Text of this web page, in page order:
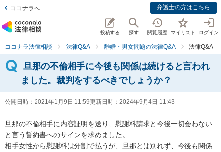
ココナラへ 弁護士の方はこちら
投稿する 探す 閲覧履歴 マイリスト ログイン
ココナラ法律相談 法律Q&A 離婚・男女問題の法律Q&A 法律Q&A「
旦那の不倫相手に今後も関係は続けると言われ
ました。裁判をするべきでしょうか？
公開日時： 2021年1月9日 11:59更新日時： 2024年9月4日 11:43
旦那の不倫相手に内容証明を送り、慰謝料請求と今後一切会わない
と言う誓約書へのサインを求めました。
相手女性から慰謝料は分割で払うが、旦那とは別れず、今後も関係